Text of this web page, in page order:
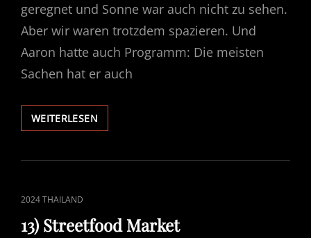
geregnet und Sonne war auch nicht zu sehen.
Aber wir waren trotzdem spazieren. Und
Aaron hatte auch Programm: Die meisten
Sachen hat er auch
WEITERLESEN14)
SHAKE&BAKE
CAT
LINKS
2024 THAILAND
13) Streetfood Market